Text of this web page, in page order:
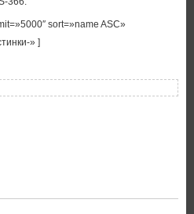
sort=»name ASC»
» ]